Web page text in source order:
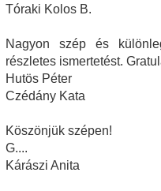
Tóraki Kolos B.
Nagyon szép és
részletes ismertetést.
Hutös Péter
Czédány Kata
Köszönjük szépen!
G....
Kárászi Anita